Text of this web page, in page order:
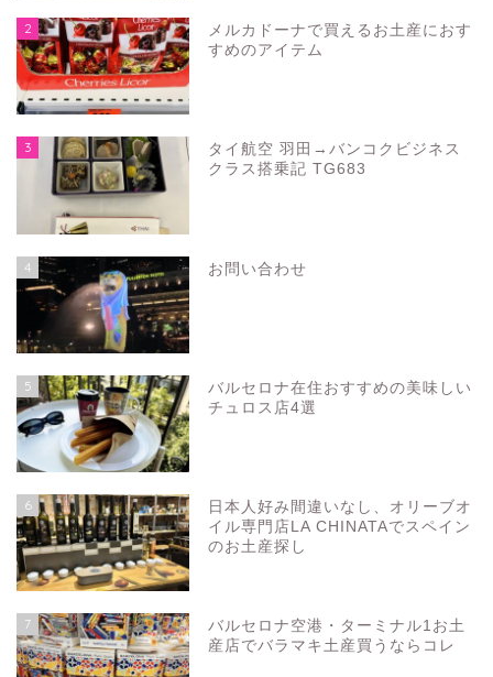
2
メルカドーナで買えるお土産におす
すめのアイテム
3
タイ航空 羽田→バンコクビジネス
クラス搭乗記 TG683
4 お問い合わせ
5
バルセロナ在住おすすめの美味しい
チュロス店4選
6
日本人好み間違いなし、オリーブオ
イル専門店LA CHINATAでスペイン
のお土産探し
7
バルセロナ空港・ターミナル1お土
産店でバラマキ土産買うならコレ